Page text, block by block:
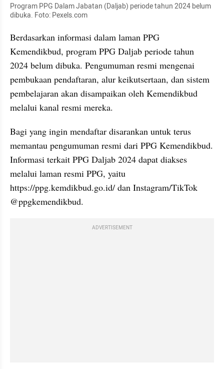
Program PPG Dalam Jabatan (Daljab) periode tahun 2024 belum
dibuka. Foto: Pexels.com
Berdasarkan informasi dalam laman PPG
Kemendikbud, program PPG Daljab periode tahun
2024 belum dibuka. Pengumuman resmi mengenai
pembukaan pendaftaran, alur keikutsertaan, dan sistem
pembelajaran akan disampaikan oleh Kemendikbud
melalui kanal resmi mereka.
Bagi yang ingin mendaftar disarankan untuk terus
memantau pengumuman resmi dari PPG Kemendikbud.
Informasi terkait PPG Daljab 2024 dapat diakses
melalui laman resmi PPG, yaitu
https://ppg.kemdikbud.go.id/ dan Instagram/TikTok
@ppgkemendikbud.
ADVERTISEMENT